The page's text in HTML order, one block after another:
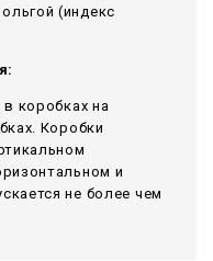
(индекс
коробках на
Коробки
и
не более чем